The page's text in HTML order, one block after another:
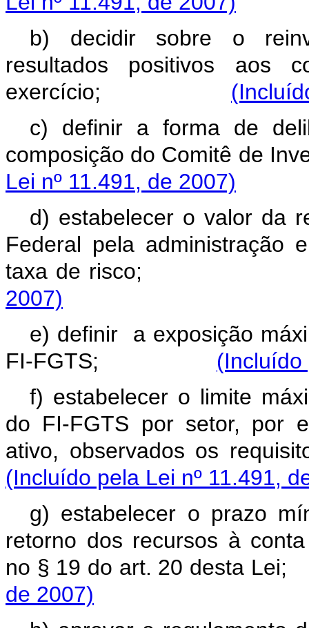
b) decidir sobre o
resultados positivos aos
exercício;
c) definir a forma de
composição do Comitê
Lei nº 11.491, de 2007)
d) estabelecer o valor da
Federal pela administração
taxa de
2007)
e) definir a exposição
FI-FGTS; (Incluído
f) estabelecer o limite
do FI-FGTS por setor, por
ativo, observados os
(Incluído pela Lei nº 11.491,
g) estabelecer o prazo
retorno dos recursos à
no § 19 do art. 20
de 2007)